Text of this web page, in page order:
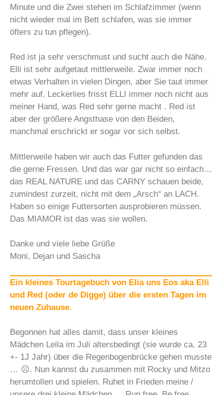
Minute und die Zwei stehen im Schlafzimmer (wenn
nicht wieder mal im Bett schlafen, was sie immer
öfters zu tun pflegen).
Red ist ja sehr verschmust und sucht auch die Nähe.
Elli ist sehr aufgetaut mittlerweile. Zwar immer noch
etwas Verhalten in vielen Dingen, aber Sie taut immer
mehr auf. Leckerlies frisst ELLI immer noch nicht aus
meiner Hand, was Red sehr gerne macht . Red ist
aber der größere Angsthase von den Beiden,
manchmal erschrickt er sogar vor sich selbst.
Mittlerweile haben wir auch das Futter gefunden das
die gerne Fressen. Und das war gar nicht so einfach…
das REAL NATURE und das CARNY schauen beide,
zumindest zurzeit, nicht mit dem „Arsch“ an LACH.
Haben so einige Futtersorten ausprobieren müssen.
Das MIAMOR ist das was sie wollen.
Danke und viele liebe Grüße
Moni, Dejan und Sascha
Ein kleines Tourtagebuch von Elia uns Eos aka Elli
und Red (oder de Digge) über die ersten Tagen im
neuen Zuhause.
Begonnen hat alles damit, dass unser kleines
Mädchen Leila im Juli altersbedingt (sie wurde ca. 23
+- 1J Jahr) über die Regenbogenbrücke gehen musste
… ☹. Nun kannst du zusammen mit Rocky und Mitzo
herumtollen und spielen. Ruhet in Frieden meine /